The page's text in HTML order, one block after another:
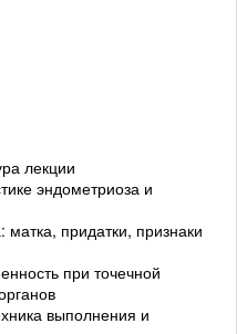
лекции
эндометриоза и
придатки, признаки
при точечной
выполнения и